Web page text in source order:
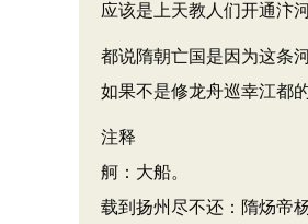
应该是上天教人们开通汴
都说隋朝亡国是因为这条
如果不是修龙舟巡幸江都
注释
舸：大船。
载到扬州尽不还：隋炀帝